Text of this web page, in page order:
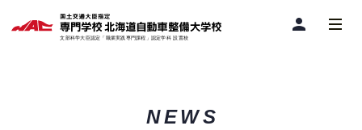
person
NEWS